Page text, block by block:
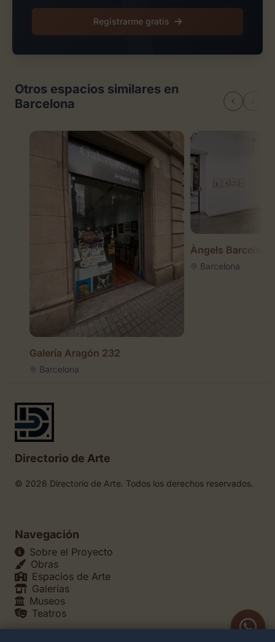
Registrarme gratis
Otros espacios similares en
Barcelona
Galería Aragón 232
Barcelona
Àngels Barcelona
Barcelona
Directorio de Arte
© 2026 Directorio de Arte. Todos los derechos reservados.
Navegación
Sobre el Proyecto
Obras
Espacios de Arte
Galerías
Museos
Teatros